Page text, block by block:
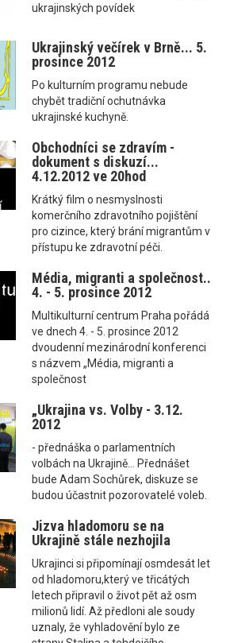
ukrajinských povídek
Ukrajinský večírek v Brně... 5.
prosince 2012
Po kulturním programu nebude
chybět tradiční ochutnávka
ukrajinské kuchyně.
Obchodníci se zdravím -
dokument s diskuzí...
4.12.2012 ve 20hod
Krátký film o nesmyslnosti
komerčního zdravotního pojištění
pro cizince, který brání migrantům v
přístupu ke zdravotní péči.
Média, migranti a společnost..
4. - 5. prosince 2012
Multikulturní centrum Praha pořádá
ve dnech 4. - 5. prosince 2012
dvoudenní mezinárodní konferenci
s názvem „Média, migranti a
společnost
„Ukrajina vs. Volby - 3.12.
2012
- přednáška o parlamentních
volbách na Ukrajině... Přednášet
bude Adam Sochůrek, diskuze se
budou účastnit pozorovatelé voleb.
Jizva hladomoru se na
Ukrajině stále nezhojila
Ukrajinci si připomínají osmdesát let
od hladomoru,který ve třicátých
letech připravil o život pět až osm
milionů lidí. Až předloni ale soudy
uznaly, že vyhladovění bylo ze